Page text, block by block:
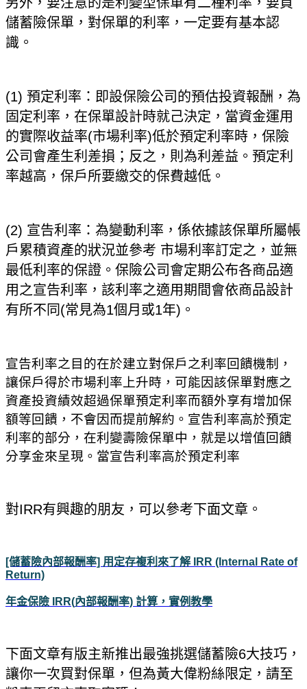
儲蓄險保單，對保單的利率，一定要有基本認
識。
(1) 預定利率：即設保險公司的預估投資報酬，為
固定利率，在保單設計時就己決定，當資金運用
的實際收益率(市場利率)低於預定利率時，保險
公司會產生利差損；反之，則為利差益。預定利
率越高，保戶所要繳交的保費越低。
(2) 宣告利率：為變動利率，係依據該保單所屬帳
戶累積資產的狀況並參考 市場利率訂定之，並無
最低利率的保證。保險公司會定期公布各商品適
用之宣告利率，該利率之適用期間會依商品設計
有所不同(常見為1個月或1年)。
宣告利率之目的在於建立對保戶之利率回饋機制，
讓保戶得於市場利率上升時，可能因該保單對應之
資產投資績效超過保單預定利率而額外享有增加保
額等回饋，不會因而提前解約。宣告利率高於預定
利率的部分，在利變壽險保單中，就是以增值回饋
分享金來呈現。當宣告利率高於預定利率
對IRR有興趣的朋友，可以參考下面文章。
[儲蓄險內部報酬率] 用定存複利來了解 IRR (Internal Rate of
Return)
年金保險 IRR(內部報酬率) 計算，實例教學
下面文章有版主新推出最強挑選儲蓄險6大技巧，
讓你一次買對保單，但為黃大偉粉絲限定，請至